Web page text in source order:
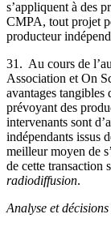
s’appliquent à des
CMPA, tout projet
producteur
31. Au cours de
Association et On
avantages tangibles
prévoyant des
intervenants sont
indépendants issus
meilleur moyen de
de cette transaction
radiodiffusion.
Analyse et